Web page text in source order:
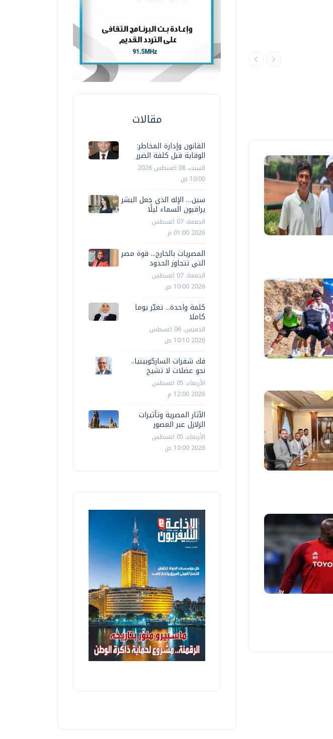
مقالات
القانون وإدارة المخاطر:
الوقاية قبل كلفة الضرر
السبت، 08 اغسطس 2026
10:00 ص
سين… الإله الذي جعل البشر
يراقبون السماء ليلًا
الجمعة، 07 اغسطس
2026 01:00 م
المصريات بالخارج... قوة مصر
التي تتجاوز الحدود
الجمعة، 07 اغسطس
2026 10:00 ص
كلمة واحدة... تغيّر يوما
كاملا
الخميس، 06 اغسطس
2026 10:10 ص
فك شفرات الساركوبينيا..
نحو عضلات لا تشيخ
الأربعاء، 05 اغسطس
2026 12:00 م
الآثار المصرية وتأثيرات
الزلازل عبر العصور
الأربعاء، 05 اغسطس
2026 10:00 ص